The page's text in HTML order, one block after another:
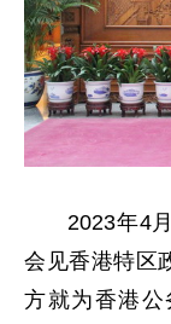
2023年4
会见香港特区
方就为香港